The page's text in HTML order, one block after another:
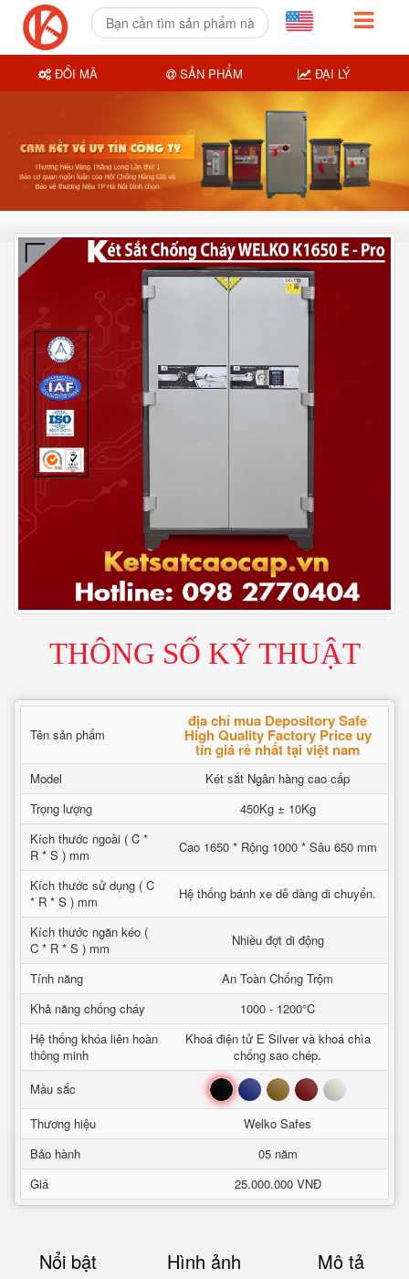
THÔNG SỐ KỸ THUẬT
Tên sản phẩm
địa chỉ mua Depository Safe
High Quality Factory Price uy
tín giá rẻ nhất tại việt nam
Model
Két sắt Ngân hàng cao cấp
Trọng lượng
450Kg ± 10Kg
Kích thước ngoài ( C *
R * S ) mm
Cao 1650 * Rộng 1000 * Sâu 650 mm
Kích thước sử dụng ( C
* R * S ) mm
Hệ thống bánh xe dễ dàng di chuyển.
Kích thước ngăn kéo (
C * R * S ) mm
Nhiều đợt di động
Tính năng
An Toàn Chống Trộm
Khả năng chống cháy
1000 - 1200°C
Hệ thống khóa liên hoàn
thông minh
Khoá điện tử E Silver và khoá chìa
chống sao chép.
Mầu sắc
Đen Xanh Nâu Đỏ Trắng
Thương hiệu
Welko Safes
Bảo hành
05 năm
Giá
25.000.000 VNĐ
Nổi bật Hình ảnh Mô tả
ĐỔI MÃ SẢN PHẨM ĐẠI LÝ